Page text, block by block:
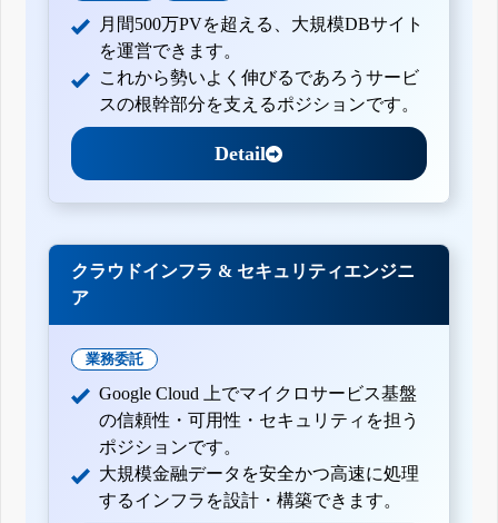
月間500万PVを超える、大規模DBサイト
を運営できます。
これから勢いよく伸びるであろうサービ
スの根幹部分を支えるポジションです。
Detail
クラウドインフラ & セキュリティエンジニ
ア
業務委託
Google Cloud 上でマイクロサービス基盤
の信頼性・可用性・セキュリティを担う
ポジションです。
大規模金融データを安全かつ高速に処理
するインフラを設計・構築できます。